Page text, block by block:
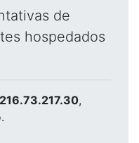
de
hospedados
216.73.217.30,